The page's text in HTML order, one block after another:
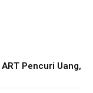
Pencuri Uang,